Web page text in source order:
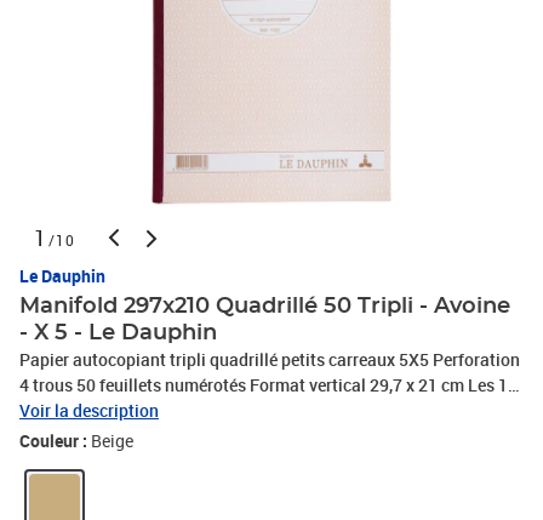
1 /10
Le Dauphin
Manifold 297x210 Quadrillé 50 Tripli - Avoine
- X 5 - Le Dauphin
Papier autocopiant tripli quadrillé petits carreaux 5X5 Perforation
4 trous 50 feuillets numérotés Format vertical 29,7 x 21 cm Les 1er
et 2ème feuillets sont micro perforés et se détachent facilement, le
3ème feuillet reste dans le carnet - couverture vernie
Voir la description
Couleur : Beige